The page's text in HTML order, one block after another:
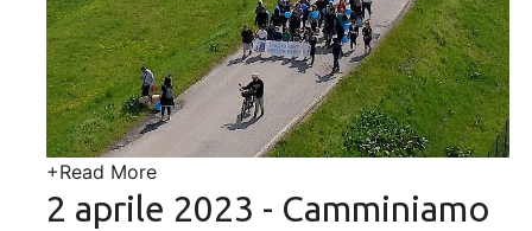
+Read More
2 aprile 2023 - Camminiamo